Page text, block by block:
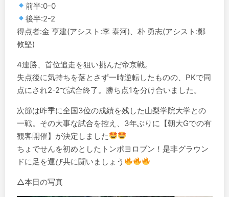
前半:0-0
後半:2-2
得点者:金 亨建(アシスト:李 泰河)、朴 勇志(アシスト:鄭
攸堅)
4連勝、首位追走を狙い挑んだ帝京戦。
失点後に気持ちを落とさず一時逆転したものの、PKで同
点にされ2-2で試合終了。勝ち点1を分け合いました。
次節は昨季に全国3位の成績を残した山梨学院大学との
一戦。その大事な試合を控え、3年ぶりに【朝大Gでの有
観客開催】が決定しました
ちょでせんを初めとしたトンポヨロブン！是非グラウン
ドに足を運び共に闘いましょう
△本日の写真